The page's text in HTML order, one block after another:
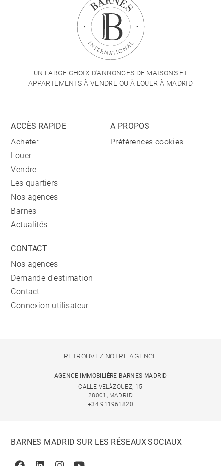
UN LARGE CHOIX D'ANNONCES DE MAISONS ET
APPARTEMENTS À VENDRE OU À LOUER À MADRID
ACCÈS RAPIDE
Acheter
Louer
Vendre
Les quartiers
Nos agences
Barnes
Actualités
A PROPOS
Préférences cookies
CONTACT
Nos agences
Demande d'estimation
Contact
Connexion utilisateur
RETROUVEZ NOTRE AGENCE
AGENCE IMMOBILIÈRE BARNES MADRID
CALLE VELÁZQUEZ, 15
28001, MADRID
+34 911961820
BARNES MADRID SUR LES RÉSEAUX SOCIAUX